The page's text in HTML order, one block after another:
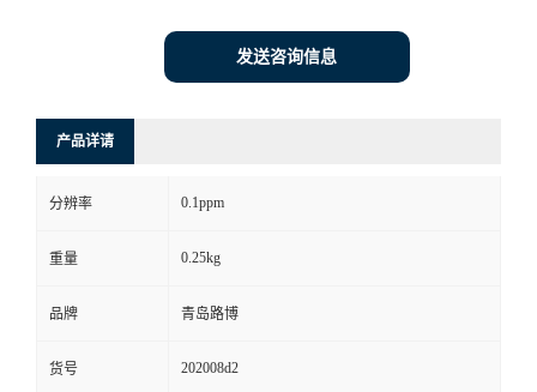
系
发送咨询信息
产品详请
分辨率 0.1ppm
重量 0.25kg
品牌 青岛路博
货号 202008d2